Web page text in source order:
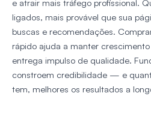
e atrair mais tráfego profissional.
ligados, mais provável que sua
buscas e recomendações.
rápido ajuda a manter
entrega impulso de qualidade.
constroem credibilidade — e
tem, melhores os resultados a